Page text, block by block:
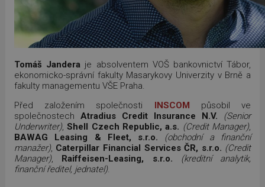
Tomáš Jandera je absolventem VOŠ bankovnictví Tábor,
ekonomicko-správní fakulty Masarykovy Univerzity v Brně a
fakulty managementu VŠE Praha.
Před založením společnosti INSCOM
působil ve
společnostech Atradius Credit Insurance N.V.
(Senior
Underwriter),Shell Czech Republic, a.s. (Credit Manager)
BAWAG Leasing & Fleet, s.r.o.
(obchodní a finanční
manažer), Caterpillar Financial Services ČR, s.r.o. (Credit
Manager), Raiffeisen-Leasing, s.r.o.
(kreditní analytik,
finanční ředitel, jednatel).